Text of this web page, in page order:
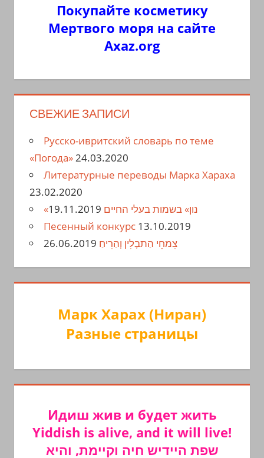
Покупайте косметику
Мертвого моря на сайте
Axaz.org
СВЕЖИЕ ЗАПИСИ
Русско-ивритский словарь по теме
«Погода»24.03.2020
Литературные переводы Марка Хараха
23.02.2020
«נון» בשמות בעלי החיים 19.11.2019
Песенный конкурс 13.10.2019
צִמחֵי הַתבָלִין וְהַרִיחַ 26.06.2019
Марк Харах (Ниран)
Разные страницы
Идиш жив и будет жить
Yiddish is alive, and it will live!
שפת היידיש חיה וקיימת, והיא